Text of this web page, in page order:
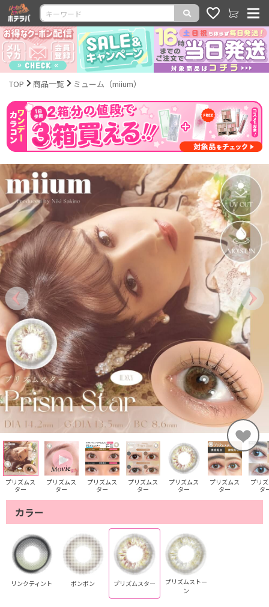
TOP 商品一覧 ミューム（miium）
プリズムス
ター
プリズムス
ター
プリズムス
ター
プリズムス
ター
プリズムス
ター
プリズムス
ター
プリ
タ
カラー
リンクティント ボンボン プリズムスター
プリズムストー
ン